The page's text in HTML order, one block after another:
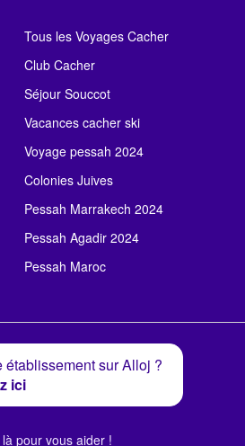
Tous les Voyages Cacher
Club Cacher
Séjour Souccot
Vacances cacher ski
Voyage pessah 2024
Colonies Juives
Pessah Marrakech 2024
Pessah Agadir 2024
Pessah Maroc
sur Alloj ?
ici
pour vous aider !